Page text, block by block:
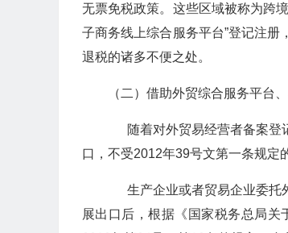
无票免税政策。这些区域被称为跨
子商务线上综合服务平台”登记注
退税的诸多不便之处。
（二）借助外贸综合服务平台
随着对外贸易经营者备案登
口，不受2012年39号文第一条规定
生产企业或者贸易企业委托
展出口后，根据《国家税务总局